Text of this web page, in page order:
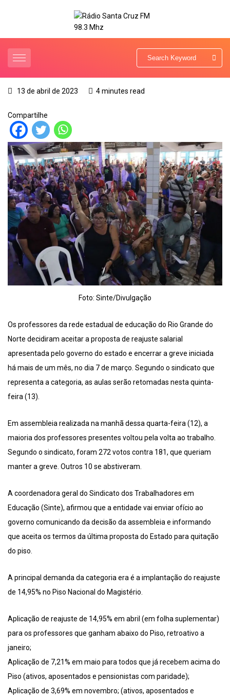
13 de abril de 2023 4 minutes read
Compartilhe
Foto: Sinte/Divulgação
Os professores da rede estadual de educação do Rio Grande do
Norte decidiram aceitar a proposta de reajuste salarial
apresentada pelo governo do estado e encerrar a greve iniciada
há mais de um mês, no dia 7 de março. Segundo o sindicato que
representa a categoria, as aulas serão retomadas nesta quinta-
feira (13).
Em assembleia realizada na manhã dessa quarta-feira (12), a
maioria dos professores presentes voltou pela volta ao trabalho.
Segundo o sindicato, foram 272 votos contra 181, que queriam
manter a greve. Outros 10 se abstiveram.
A coordenadora geral do Sindicato dos Trabalhadores em
Educação (Sinte), afirmou que a entidade vai enviar ofício ao
governo comunicando da decisão da assembleia e informando
que aceita os termos da última proposta do Estado para quitação
do piso.
A principal demanda da categoria era é a implantação do reajuste
de 14,95% no Piso Nacional do Magistério.
Aplicação de reajuste de 14,95% em abril (em folha suplementar)
para os professores que ganham abaixo do Piso, retroativo a
janeiro;
Aplicação de 7,21% em maio para todos que já recebem acima do
Piso (ativos, aposentados e pensionistas com paridade);
Aplicação de 3,69% em novembro; (ativos, aposentados e